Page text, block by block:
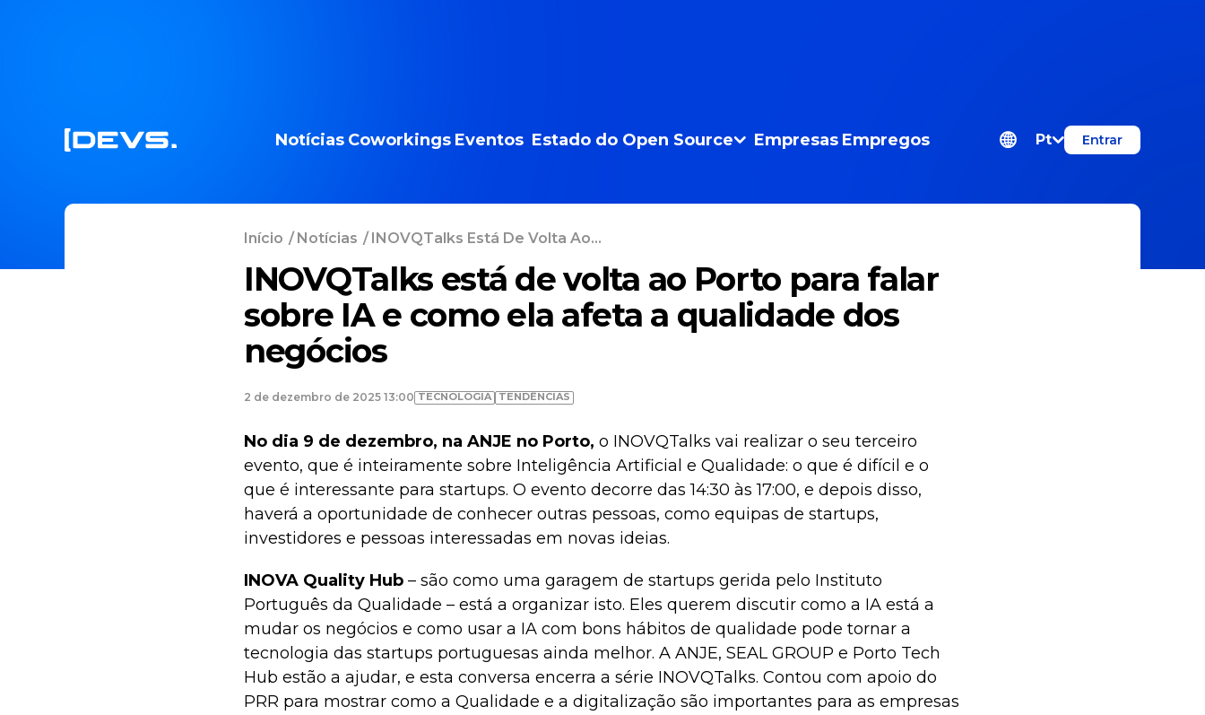
Notícias Coworkings Eventos Estado do Open Source Empresas Empregos Pt Entrar
Início /Notícias / INOVQTalks Está De Volta Ao...
INOVQTalks está de volta ao Porto para falar
sobre IA e como ela afeta a qualidade dos
negócios
2 de dezembro de 2025 13:00 TECNOLOGIA TENDÊNCIAS
No dia 9 de dezembro, na ANJE no Porto, o INOVQTalks vai realizar o seu terceiro
evento, que é inteiramente sobre Inteligência Artificial e Qualidade: o que é difícil e o
que é interessante para startups. O evento decorre das 14:30 às 17:00, e depois disso,
haverá a oportunidade de conhecer outras pessoas, como equipas de startups,
investidores e pessoas interessadas em novas ideias.
INOVA Quality Hub – são como uma garagem de startups gerida pelo Instituto
Português da Qualidade – está a organizar isto. Eles querem discutir como a IA está a
mudar os negócios e como usar a IA com bons hábitos de qualidade pode tornar a
tecnologia das startups portuguesas ainda melhor. A ANJE, SEAL GROUP e Porto Tech
Hub estão a ajudar, e esta conversa encerra a série INOVQTalks. Contou com apoio do
PRR para mostrar como a Qualidade e a digitalização são importantes para as empresas